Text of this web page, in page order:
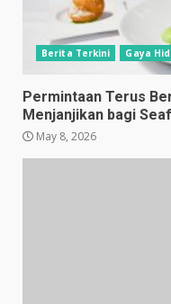
Berita Terkini Gaya
Permintaan Terus
Menjanjikan bagi
May 8, 2026